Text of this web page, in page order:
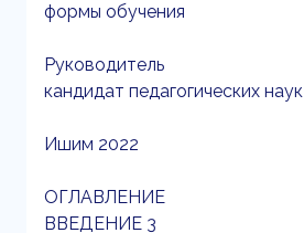
формы обучения
Руководитель
кандидат педагогических наук
Ишим 2022
ОГЛАВЛЕНИЕ
ВВЕДЕНИЕ 3